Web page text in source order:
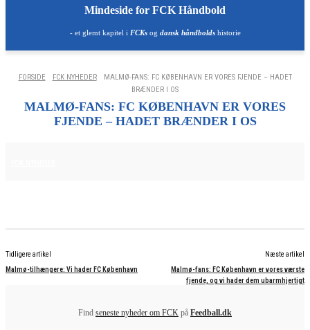
Mindeside for FCK Håndbold
- et glemt kapitel i FCKsog dansk håndboldshistorie
FORSIDE FCK NYHEDER
MALMØ-FANS: FC KØBENHAVN ER VORES FJENDE – HADET
BRÆNDER I OS
MALMØ-FANS: FC KØBENHAVN ER VORES
FJENDE – HADET BRÆNDER I OS
Tidligere artikel
Malmø-tilhængere: Vi hader FC København
Næste artikel
Malmø-fans: FC København er vores værste
fjende, og vi hader dem ubarmhjertigt
Find seneste nyheder om FCK på Feedball.dk